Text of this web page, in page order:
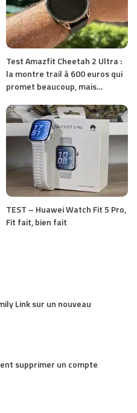
Test Amazfit Cheetah 2 Ultra :
la montre trail à 600 euros qui
promet beaucoup, mais…
TEST – Huawei Watch Fit 5 Pro,
Fit fait, bien fait
Link sur un nouveau
supprimer un compte